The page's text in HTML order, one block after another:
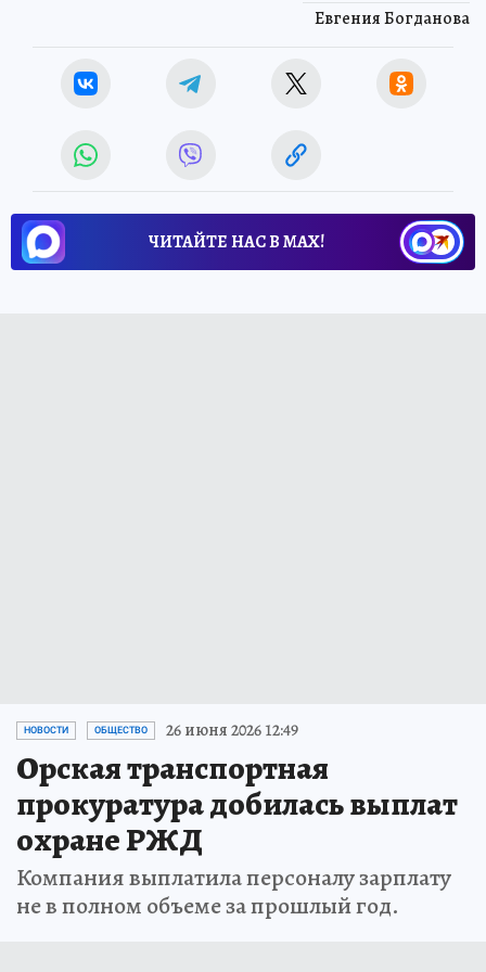
Евгения Богданова
ЧИТАЙТЕ НАС В МАХ!
НОВОСТИ ОБЩЕСТВО 26 июня 2026 12:49
Орская транспортная
прокуратура добилась выплат
охране РЖД
Компания выплатила персоналу зарплату
не в полном объеме за прошлый год.